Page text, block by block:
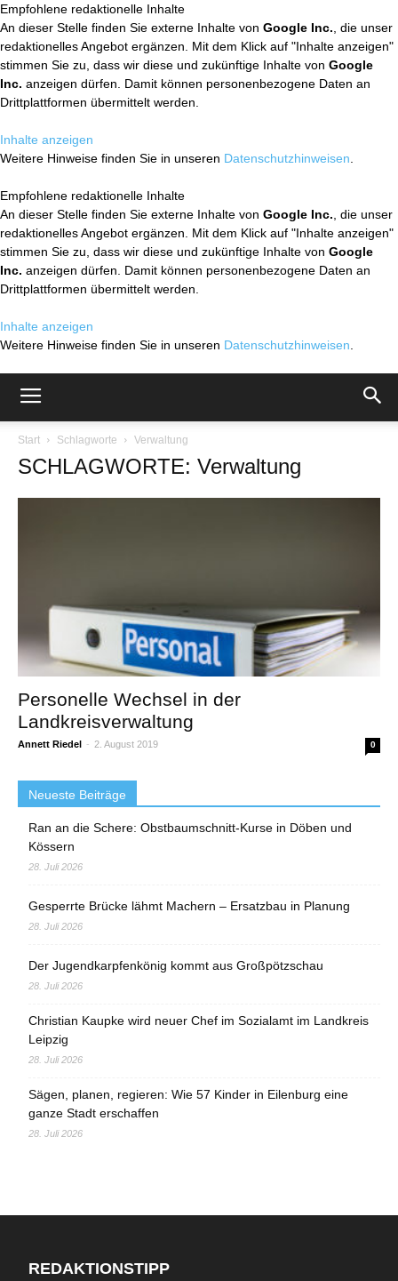
Empfohlene redaktionelle Inhalte
An dieser Stelle finden Sie externe Inhalte von Google Inc. , die unser
redaktionelles Angebot ergänzen. Mit dem Klick auf "Inhalte anzeigen"
stimmen Sie zu, dass wir diese und zukünftige Inhalte von Google
Inc. anzeigen dürfen. Damit können personenbezogene Daten an
Drittplattformen übermittelt werden.
Inhalte anzeigen
Weitere Hinweise finden Sie in unseren Datenschutzhinweisen
Empfohlene redaktionelle Inhalte
An dieser Stelle finden Sie externe Inhalte von Google Inc. , die unser
redaktionelles Angebot ergänzen. Mit dem Klick auf "Inhalte anzeigen"
stimmen Sie zu, dass wir diese und zukünftige Inhalte von Google
Inc. anzeigen dürfen. Damit können personenbezogene Daten an
Drittplattformen übermittelt werden.
Inhalte anzeigen
Weitere Hinweise finden Sie in unseren Datenschutzhinweisen
Start Schlagworte Verwaltung
SCHLAGWORTE: Verwaltung
Personelle Wechsel in der
Landkreisverwaltung
Annett Riedel - 2. August 2019 0
Neueste Beiträge
Ran an die Schere: Obstbaumschnitt-Kurse in Döben und
Kössern
28. Juli 2026
Gesperrte Brücke lähmt Machern – Ersatzbau in Planung
28. Juli 2026
Der Jugendkarpfenkönig kommt aus Großpötzschau
28. Juli 2026
Christian Kaupke wird neuer Chef im Sozialamt im Landkreis
Leipzig
28. Juli 2026
Sägen, planen, regieren: Wie 57 Kinder in Eilenburg eine
ganze Stadt erschaffen
28. Juli 2026
REDAKTIONSTIPP